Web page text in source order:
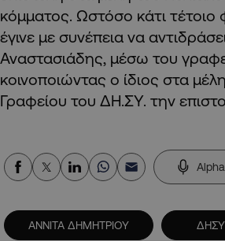
κόμματος. Ωστόσο κάτι τέτοιο
έγινε με συνέπεια να
Αναστασιάδης, μέσω του
κοινοποιώντας ο ίδιος στα
Γραφείου του ΔΗ.ΣΥ. την
ΑΝΝΙΤΑ ΔΗΜΗΤΡΙΟΥ ΔΗΣΥ